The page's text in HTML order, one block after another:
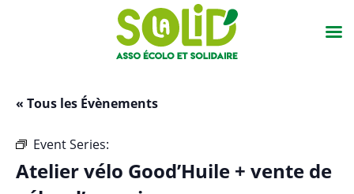
« Tous les Évènements
Event Series:
Atelier vélo Good’Huile + vente de